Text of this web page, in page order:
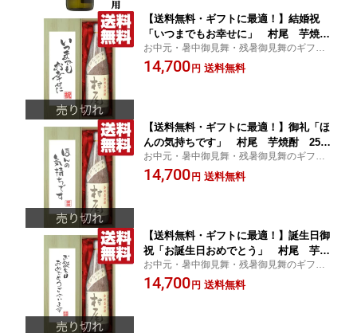
【送料無料・ギフトに最適！】結婚祝
「いつまでもお幸せに」 村尾 芋焼
酎 25度 1800ml「豪華桐箱入り」(北
海道・沖縄は送料+990円)
お中元・暑中御見舞・残暑御見舞のギフト
受付中！
14,700 円 送料無料
【送料無料・ギフトに最適！】御礼「ほ
んの気持ちです」 村尾 芋焼酎 25
度 1800ml「豪華桐箱入り」(北海道・
沖縄は送料+990円)
お中元・暑中御見舞・残暑御見舞のギフト
受付中！
14,700 円 送料無料
【送料無料・ギフトに最適！】誕生日御
祝「お誕生日おめでとう」 村尾 芋焼
酎 25度 1800ml「豪華桐箱入り」(北
海道・沖縄は送料+990円)
お中元・暑中御見舞・残暑御見舞のギフト
受付中！
14,700 円 送料無料